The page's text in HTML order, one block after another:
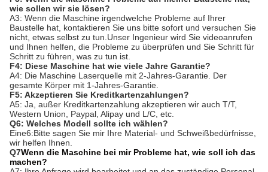
wie sollen wir sie lösen?
A3: Wenn die Maschine irgendwelche Probleme auf Ihrer
Baustelle hat, kontaktieren Sie uns bitte sofort und versuchen Sie
nicht, etwas selbst zu tun.Unser Ingenieur wird Sie videoanrufen
und Ihnen helfen, die Probleme zu überprüfen und Sie Schritt für
Schritt zu führen, was zu tun ist.
F4: Diese Maschine hat wie viele Jahre Garantie?
A4: Die Maschine Laserquelle mit 2-Jahres-Garantie. Der
gesamte Körper mit 1-Jahres-Garantie.
F5: Akzeptieren Sie Kreditkartenzahlungen?
A5: Ja, außer Kreditkartenzahlung akzeptieren wir auch T/T,
Western Union, Paypal, Alipay und L/C, etc.
Q6: Welches Modell sollte ich wählen?
Eine6:Bitte sagen Sie mir Ihre Material- und Schweißbedürfnisse,
wir helfen Ihnen.
Q7Wenn die Maschine bei mir Probleme hat, wie soll ich das
machen?